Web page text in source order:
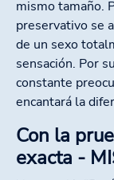
mismo tamaño.
preservativo se
de un sexo
sensación. Por
constante
encantará la
Con la
exacta -